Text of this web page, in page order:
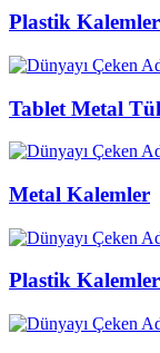
Plastik Kalemler
Tablet Metal
Metal Kalemler
Plastik Kalemler